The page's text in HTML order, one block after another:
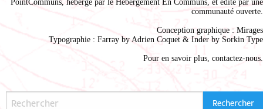
PointCommuns , hébergé par le Hébergement En Communs , et édité par une
communauté ouverte.
Conception graphique : Mirages
Typographie : Farray by Adrien Coquet & Inder by Sorkin Type
Pour en savoir plus, contactez-nous